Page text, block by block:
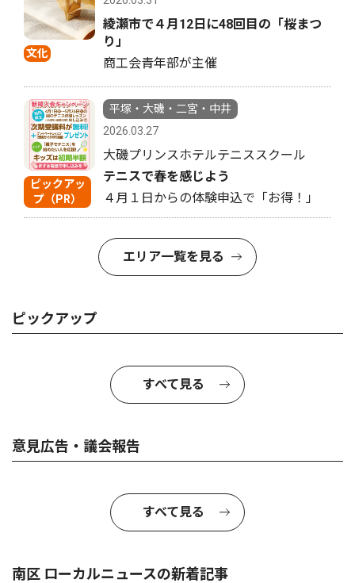
文化
綾瀬市で４月12日に48回目の「桜まつ
り」
商工会青年部が主催
ピックアッ
プ（PR）
平塚・大磯・二宮・中井
2026.03.27
大磯プリンスホテルテニススクール
テニスで春を感じよう
４月１日からの体験申込で「お得！」
エリア一覧を見る
ピックアップ
すべて見る
意見広告・議会報告
すべて見る
南区 ローカルニュースの新着記事